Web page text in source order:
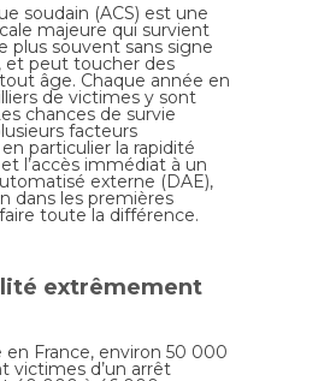
soudain (ACS) est une
majeure qui survient
plus souvent sans signe
et peut toucher des
âge. Chaque année en
de victimes y sont
chances de survie
facteurs
particulier la rapidité
l’accès immédiat à un
externe (DAE),
dans les premières
toute la différence.
extrêmement
en France, environ 50 000
victimes d’un arrêt